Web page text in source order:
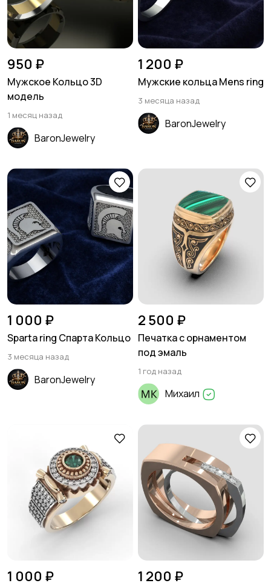
950 ₽
Мужское Кольцо 3D
модель
1 месяц назад
BaronJewelry
1 200 ₽
Мужские кольца Mens ring
3 месяца назад
BaronJewelry
1 000 ₽
Sparta ring Спарта Кольцо
3 месяца назад
BaronJewelry
2 500 ₽
Печатка с орнаментом
под эмаль
1 год назад
Михаил
1 000 ₽ 1 200 ₽